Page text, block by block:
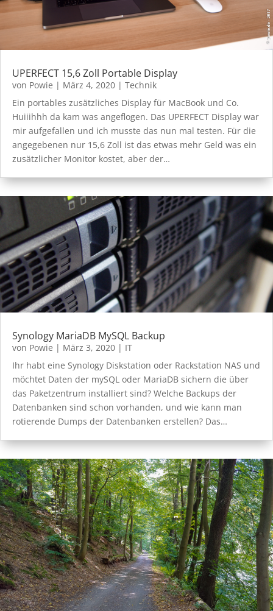
UPERFECT 15,6 Zoll Portable Display
von Powie | März 4, 2020 | Technik
Ein portables zusätzliches Display für MacBook und Co.
Huiiihhh da kam was angeflogen. Das UPERFECT Display war
mir aufgefallen und ich musste das nun mal testen. Für die
angegebenen nur 15,6 Zoll ist das etwas mehr Geld was ein
zusätzlicher Monitor kostet, aber der…
Synology MariaDB MySQL Backup
von Powie | März 3, 2020 | IT
Ihr habt eine Synology Diskstation oder Rackstation NAS und
möchtet Daten der mySQL oder MariaDB sichern die über
das Paketzentrum installiert sind? Welche Backups der
Datenbanken sind schon vorhanden, und wie kann man
rotierende Dumps der Datenbanken erstellen? Das…